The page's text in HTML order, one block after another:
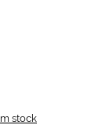
stock